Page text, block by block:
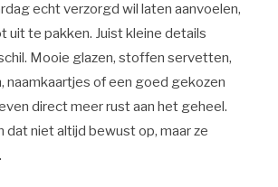
echt verzorgd wil laten aanvoelen,
uit te pakken. Juist kleine details
Mooie glazen, stoffen servetten,
naamkaartjes of een goed gekozen
direct meer rust aan het geheel.
dat niet altijd bewust op, maar ze